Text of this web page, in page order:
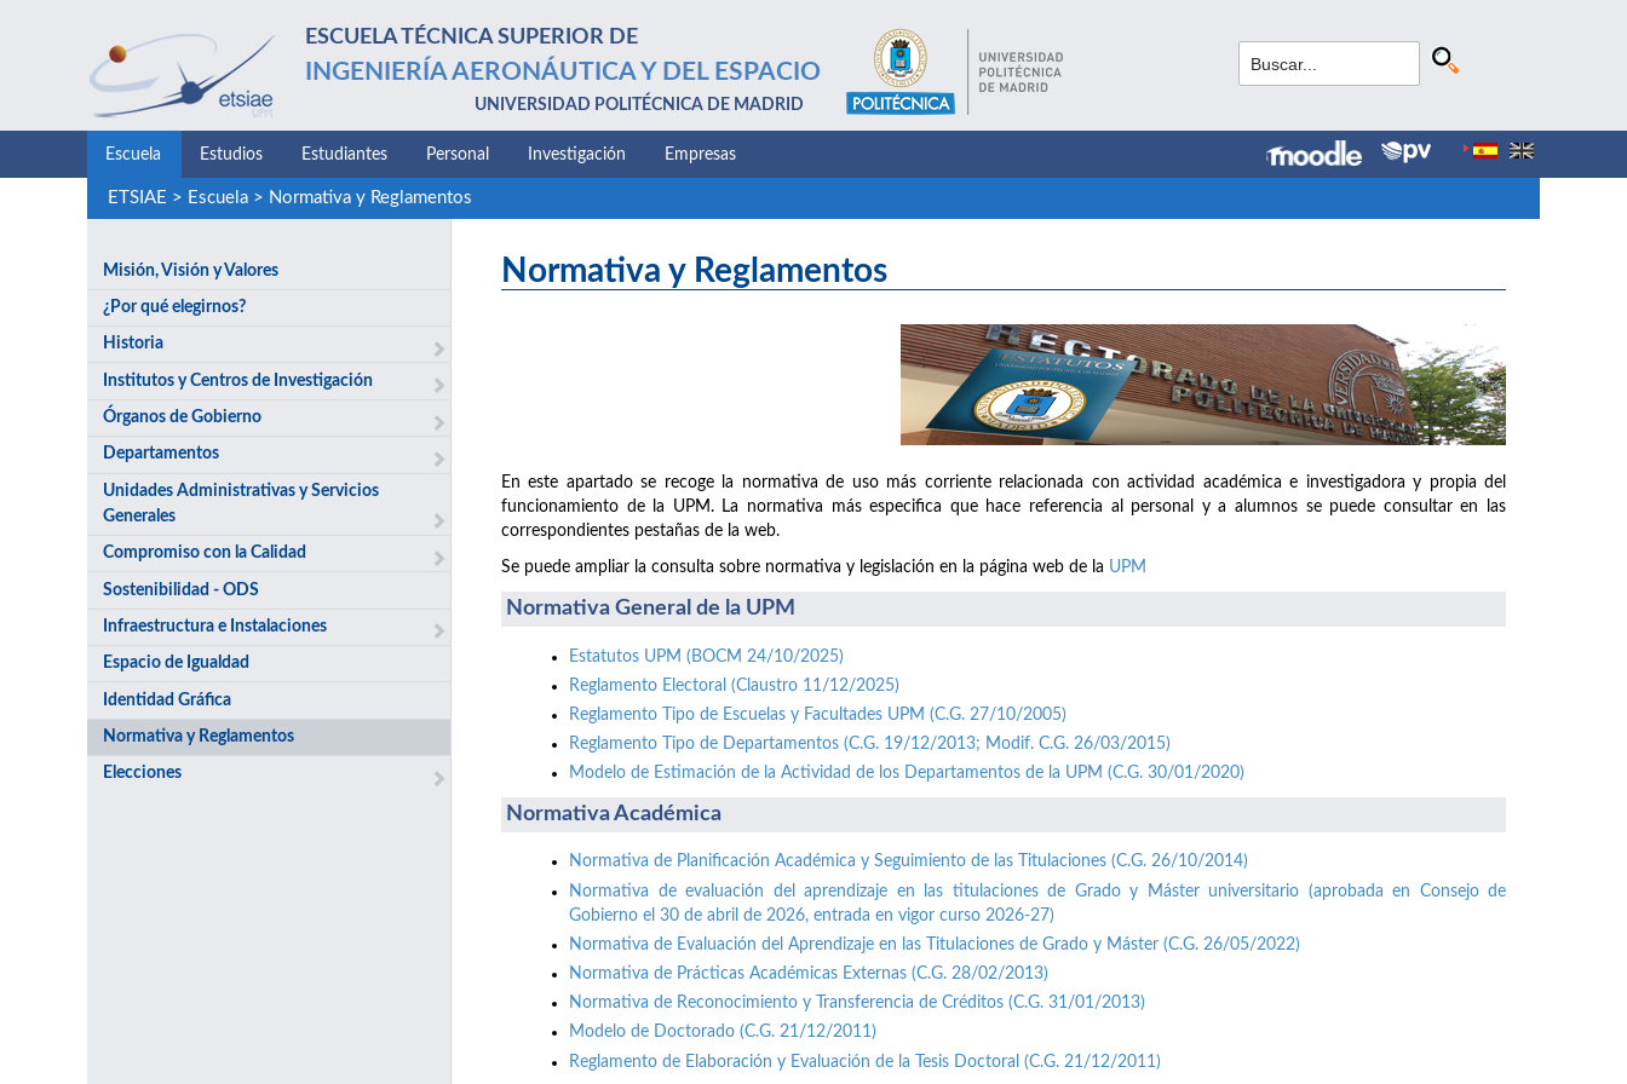
ESCUELA TÉCNICA SUPERIOR DE
INGENIERÍA AERONÁUTICA Y DEL ESPACIO
UNIVERSIDAD POLITÉCNICA DE MADRID
Escuela Estudios Estudiantes Personal Investigación Empresas
ETSIAE > Escuela> Normativa y Reglamentos
Misión, Visión y Valores
¿Por qué elegirnos?
Historia
Institutos y Centros de Investigación
Órganos de Gobierno
Departamentos
Unidades Administrativas y Servicios
Generales
Compromiso con la Calidad
Sostenibilidad - ODS
Infraestructura e Instalaciones
Espacio de Igualdad
Identidad Gráfica
Normativa y Reglamentos
Elecciones
Normativa y Reglamentos
En este apartado se recoge la normativa de uso más corriente relacionada con actividad académica e investigadora y propia del
funcionamiento de la UPM. La normativa más especifica que hace referencia al personal y a alumnos se puede consultar en las
correspondientes pestañas de la web.
Se puede ampliar la consulta sobre normativa y legislación en la página web de la UPM
Normativa General de la UPM
Estatutos UPM (BOCM 24/10/2025)
Reglamento Electoral (Claustro 11/12/2025)
Reglamento Tipo de Escuelas y Facultades UPM (C.G. 27/10/2005)
Reglamento Tipo de Departamentos (C.G. 19/12/2013; Modif. C.G. 26/03/2015)
Modelo de Estimación de la Actividad de los Departamentos de la UPM (C.G. 30/01/2020)
Normativa Académica
Normativa de Planificación Académica y Seguimiento de las Titulaciones (C.G. 26/10/2014)
Normativa de evaluación del aprendizaje en las titulaciones de Grado y Máster universitario (aprobada en Consejo de
Gobierno el 30 de abril de 2026, entrada en vigor curso 2026-27)
Normativa de Evaluación del Aprendizaje en las Titulaciones de Grado y Máster (C.G. 26/05/2022)
Normativa de Prácticas Académicas Externas (C.G. 28/02/2013)
Normativa de Reconocimiento y Transferencia de Créditos (C.G. 31/01/2013)
Modelo de Doctorado (C.G. 21/12/2011)
Reglamento de Elaboración y Evaluación de la Tesis Doctoral (C.G. 21/12/2011)